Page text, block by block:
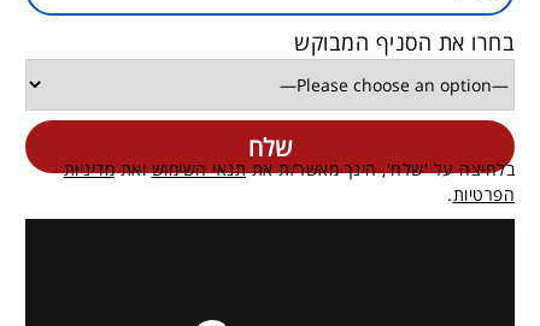
בחרו את הסניף המבוקש
בלחיצה על 'שלח', הינך מאשר/ת אתתנאי השימושואתמדיניות
הפרטיות.